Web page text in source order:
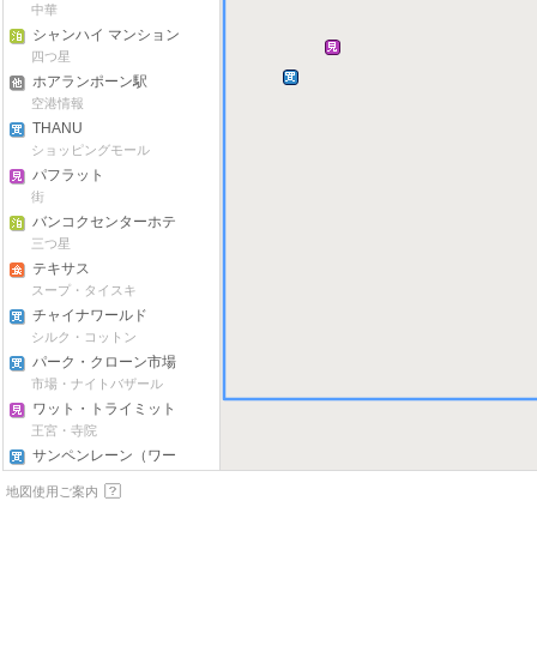
中華
シャンハイ マンション
ブティック ホテル
四つ星
ホアランポーン駅
空港情報
THANU
ショッピングモール
パフラット
街
バンコクセンターホテ
ル
三つ星
テキサス
スープ・タイスキ
チャイナワールド
シルク・コットン
パーク・クローン市場
市場・ナイトバザール
ワット・トライミット
王宮・寺院
サンペンレーン（ワー
ニット）通り
ホワイト オーキッド
地図使用ご案内